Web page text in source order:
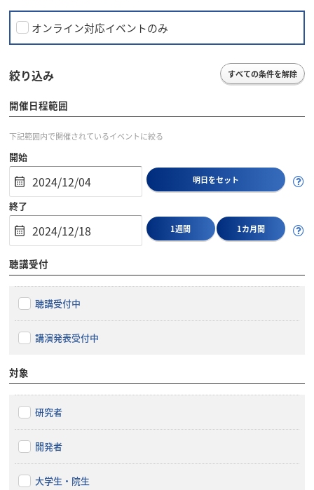
オンライン対応イベントのみ
絞り込み すべての条件を解除
開催日程範囲
下記範囲内で開催されているイベントに絞る
開始
明日をセット
終了
1週間 1カ月間
聴講受付
聴講受付中
講演発表受付中
対象
研究者
開発者
大学生・院生